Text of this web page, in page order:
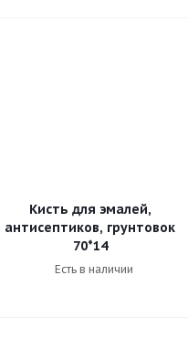
Кисть для эмалей,
антисептиков, грунтовок
70*14
Есть в наличии